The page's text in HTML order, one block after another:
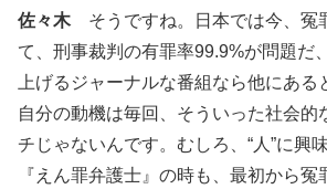
佐々木そうですね。日本では今、冤
て、刑事裁判の有罪率99.9%が問題だ
上げるジャーナルな番組なら他にある
自分の動機は毎回、そういった社会的
チじゃないんです。むしろ、“人”に興
『えん罪弁護士』の時も、最初から冤